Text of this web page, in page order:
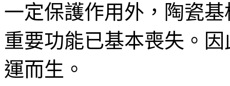
一定保護作用外，陶瓷
重要功能已基本喪失。
運而生。